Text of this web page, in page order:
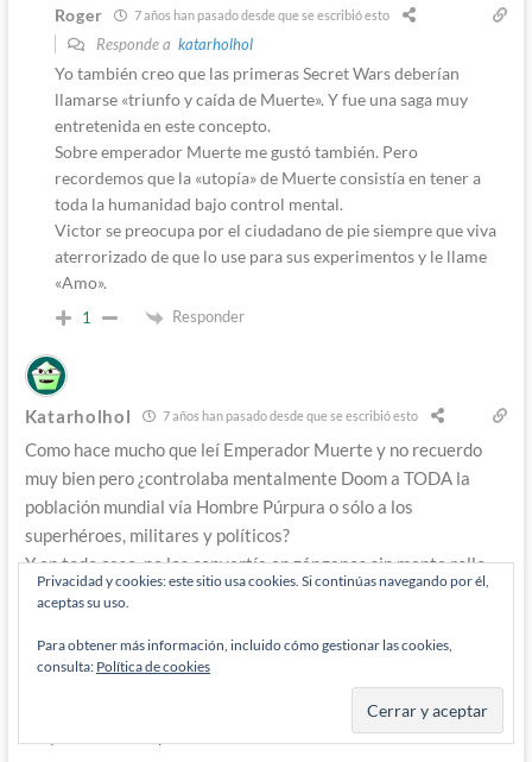
Roger 7 años han pasado desde que se escribió esto
Responde a katarholhol
Yo también creo que las primeras Secret Wars deberían
llamarse «triunfo y caída de Muerte». Y fue una saga muy
entretenida en este concepto.
Sobre emperador Muerte me gustó también. Pero
recordemos que la «utopía» de Muerte consistía en tener a
toda la humanidad bajo control mental.
Victor se preocupa por el ciudadano de pie siempre que viva
aterrorizado de que lo use para sus experimentos y le llame
«Amo».
1 Responder
Katarholhol 7 años han pasado desde que se escribió esto
Como hace mucho que leí Emperador Muerte y no recuerdo
muy bien pero ¿controlaba mentalmente Doom a TODA la
población mundial vía Hombre Púrpura o sólo a los
superhéroes, militares y políticos?
Y en todo caso, no los convertía en zánganos sin mente rollo
Apokolips, los ciudadanos estaban controlados para no
pero poco más. La gente era feliz pero es que además tenían
motivo para ello. Vivían en una utopía. De hecho el único que
las pasaba putas era Von Doom por la aplastante carga y
Privacidad y cookies: este sitio usa cookies. Si continúas navegando por él,
aceptas su uso.
Para obtener más información, incluido cómo gestionar las cookies,
consulta: Política de cookies